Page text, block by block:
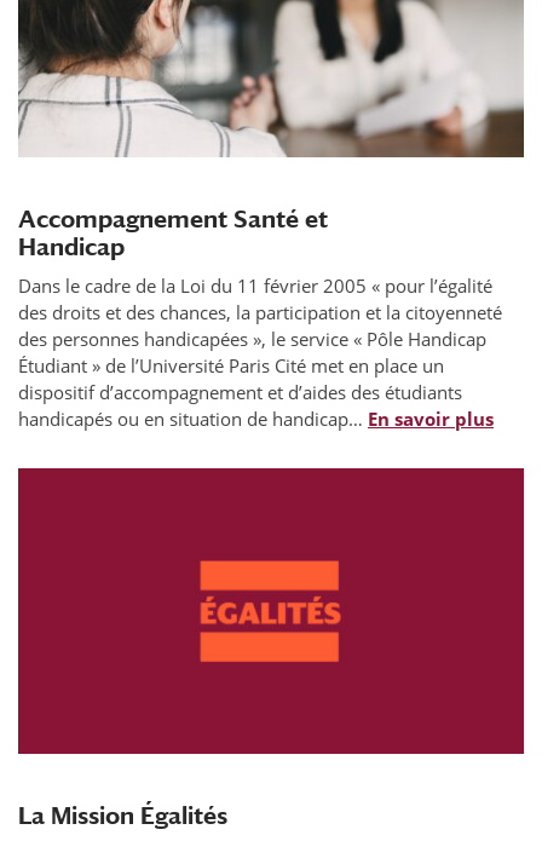
Accompagnement Santé et
Handicap
Dans le cadre de la Loi du 11 février 2005 « pour l’égalité
des droits et des chances, la participation et la citoyenneté
des personnes handicapées », le service « Pôle Handicap
Étudiant » de l’Université Paris Cité met en place un
dispositif d’accompagnement et d’aides des étudiants
handicapés ou en situation de handicap… En savoir plus
La Mission Égalités